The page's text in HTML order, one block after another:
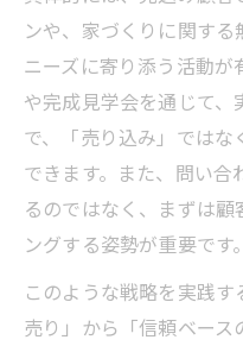
ンや、家づくりに関す
ニーズに寄り添う活動
や完成見学会を通じて、
で、「売り込み」では
できます。また、問い合
るのではなく、まずは
ングする姿勢が重要です。
このような戦略を実践
売り」から「信頼ベース